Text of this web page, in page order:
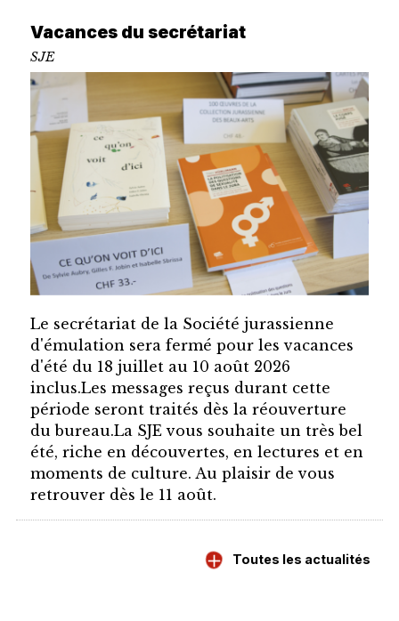
Vacances du secrétariat
SJE
Le secrétariat de la Société jurassienne
d'émulation sera fermé pour les vacances
d'été du 18 juillet au 10 août 2026
inclus.Les messages reçus durant cette
période seront traités dès la réouverture
du bureau.La SJE vous souhaite un très bel
été, riche en découvertes, en lectures et en
moments de culture. Au plaisir de vous
retrouver dès le 11 août.
Toutes les actualités